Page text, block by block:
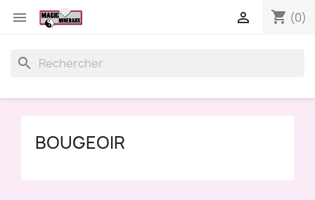
 shopping_cart (0)

search
BOUGEOIR